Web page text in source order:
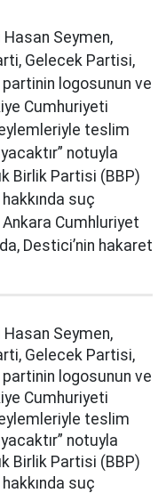
Seymen,
Gelecek Partisi,
partinin logosunun ve
Cumhuriyeti
teslim
notuyla
Birlik Partisi (BBP)
suç
Cumhluriyet
Destici’nin hakaret
Seymen,
Gelecek Partisi,
partinin logosunun ve
Cumhuriyeti
teslim
notuyla
Birlik Partisi (BBP)
suç